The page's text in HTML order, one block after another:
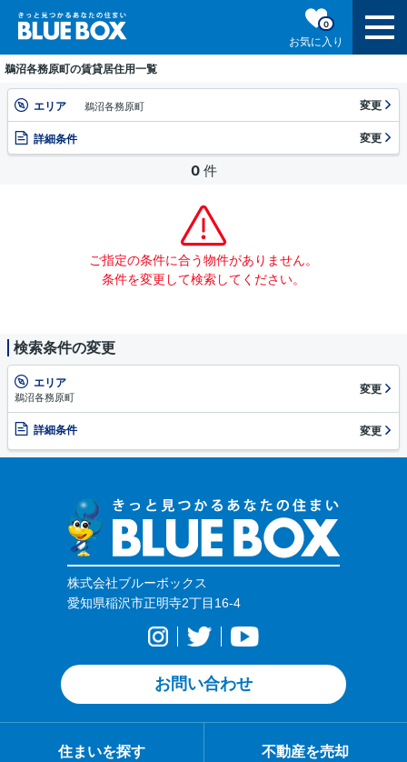
お気に入り
0
鵜沼各務原町の賃貸居住用一覧
エリア 鵜沼各務原町 変更
詳細条件 変更
0 件
ご指定の条件に合う物件がありません。
条件を変更して検索してください。
検索条件の変更
エリア
鵜沼各務原町
変更
詳細条件 変更
株式会社ブルーボックス
愛知県稲沢市正明寺2丁目16-4
お問い合わせ
住まいを探す 不動産を売却